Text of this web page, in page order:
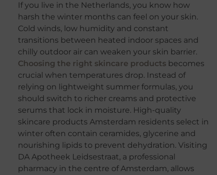
If you live in the Netherlands, you know how
harsh the winter months can feel on your skin.
Cold winds, low humidity and constant
transitions between heated indoor spaces and
chilly outdoor air can weaken your skin barrier.
Choosing the right skincare productsbecomes
crucial when temperatures drop. Instead of
relying on lightweight summer formulas, you
should switch to richer creams and protective
serums that lock in moisture. High-quality
skincare products Amsterdam residents select in
winter often contain ceramides, glycerine and
nourishing lipids to prevent dehydration. Visiting
DA Apotheek Leidsestraat, a professional
pharmacy in the centre of Amsterdam, allows